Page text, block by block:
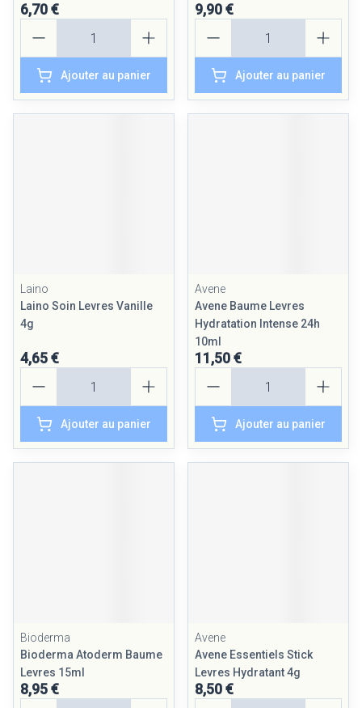
6,70 €
Ajouter au panier
9,90 €
Ajouter au panier
Laino
Laino Soin Levres Vanille
4g
4,65 €
Ajouter au panier
Avene
Avene Baume Levres
Hydratation Intense 24h
10ml
11,50 €
Ajouter au panier
Bioderma
Bioderma Atoderm Baume
Levres 15ml
8,95 €
Avene
Avene Essentiels Stick
Levres Hydratant 4g
8,50 €